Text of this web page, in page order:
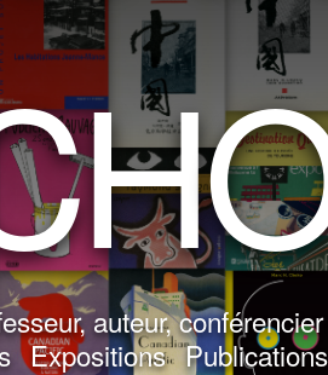
H
auteur,
Expositions Publications